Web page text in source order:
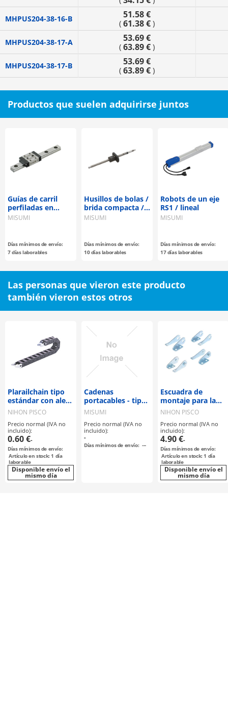
MHPUS204-38-16-B 51.58 €
( 61.38 € )
MHPUS204-38-17-A 53.69 €
( 63.89 € )
MHPUS204-38-17-B 53.69 €
( 63.89 € )
Productos que suelen adquirirse juntos
Guías de carril
perfiladas en
miniatura /
orificios de
pasador
MISUMI
Días mínimos de envío:
7 días laborables
Husillos de bolas /
brida compacta /
diámetro 8 / paso
58-62HRC
MISUMI
Días mínimos de envío:
10 días laborables
Robots de un eje
RS1 / lineal
MISUMI
Días mínimos de envío:
17 días laborables
Las personas que vieron este producto
también vieron estos otros
Plarailchain tipo
estándar con aleta
fija serie HPK
NIHON PISCO
Precio normal (IVA no
incluido):
0.60 €-
Días mínimos de envío:
Artículo en stock: 1 día
laborable
Disponible envío el
mismo día
Cadenas
portacables - tipo
ranurado
MISUMI
Precio normal (IVA no
incluido):
-
Días mínimos de envío: ---
Escuadra de
montaje para la
serie HPU
NIHON PISCO
Precio normal (IVA no
incluido):
4.90 €-
Días mínimos de envío:
Artículo en stock: 1 día
laborable
Disponible envío el
mismo día